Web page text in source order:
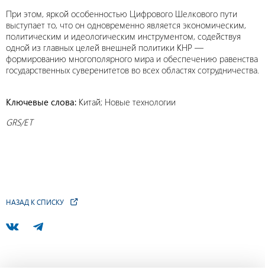
При этом, яркой особенностью Цифрового Шелкового пути
выступает то, что он одновременно является экономическим,
политическим и идеологическим инструментом, содействуя
одной из главных целей внешней политики КНР —
формированию многополярного мира и обеспечению равенства
государственных суверенитетов во всех областях сотрудничества.
Ключевые слова: Китай; Новые технологии
GRS/ET
НАЗАД К СПИСКУ